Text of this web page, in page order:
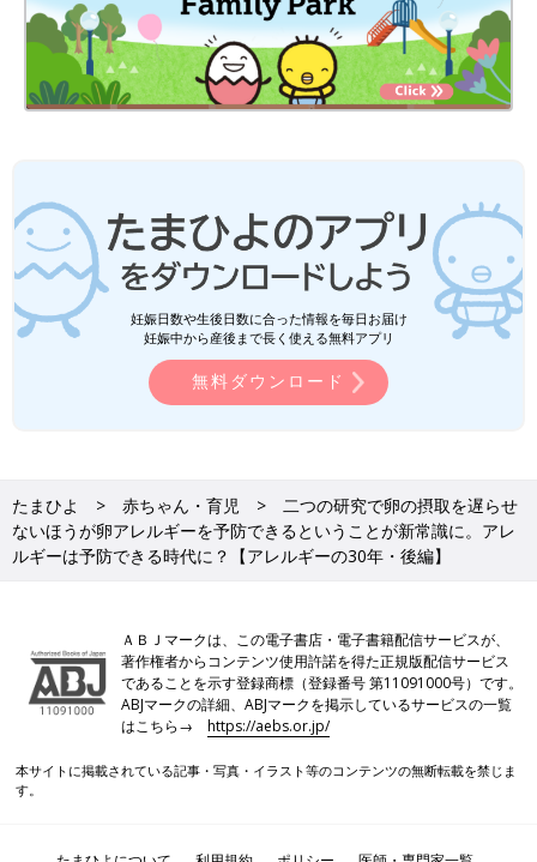
また、現在も卵の食べさせ方について、課題は残っています。卵
アレルギーを誘引するのはたんぱく質の多い卵白です。経口免疫
寛容を起こさせるには卵白を早く食べることが重要になります。
ただ、卵白は生後5～6カ月の赤ちゃんに食べさせるには調理面や
離乳食を遅らせることで食物アレルギーを予防できる根
拠はないと明記される
妊娠日数や生後日数に合った情報を毎日お届け
妊娠中から産後まで長く使える無料アプリ
無料ダウンロード
たまひよ 赤ちゃん・育児
二つの研究で卵の摂取を遅らせ
ないほうが卵アレルギーを予防できるということが新常識に。アレ
ルギーは予防できる時代に？【アレルギーの30年・後編】
ＡＢＪマークは、この電子書店・電子書籍配信サービスが、
著作権者からコンテンツ使用許諾を得た正規版配信サービス
であることを示す登録商標（登録番号 第11091000号）です。
ABJマークの詳細、ABJマークを掲示しているサービスの一覧
はこちら→https://aebs.or.jp/
本サイトに掲載されている記事・写真・イラスト等のコンテンツの無断転載を禁じま
す。